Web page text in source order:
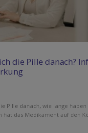
die Pille danach?
Pille danach, wie lange haben
hat das Medikament auf den